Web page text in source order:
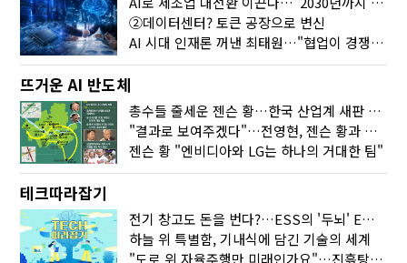
②데이터센터? 토큰 공장으로 변신
AI 시대 인재론 꺼낸 최태원…"협업이 경쟁력"
뜨거운 AI 반도체
총수들 줄세운 젠슨 황…한국 산업계 새판 짰다
"결과로 보여주겠다"…전영현, 젠슨 황과 HBM5 논의
젠슨 황 "엔비디아와 LG는 하나의 거대한 팀"
테크따라잡기
전기 창고도 돈을 번다?…ESS의 '두뇌' EMO가 뭐길래
하늘 위 특별함, 기내식에 담긴 기술의 세계
"도로 위 자율주행만 미래인가요"…진흙탕서 길 내는 HD현대 AI 기술